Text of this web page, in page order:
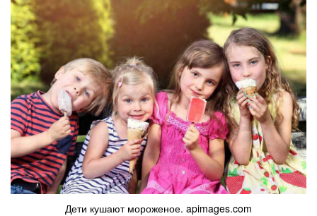
Дети кушают мороженое. apimages.com